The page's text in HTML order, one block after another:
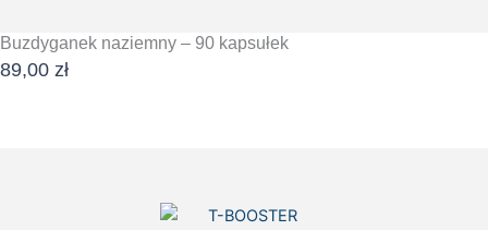
Buzdyganek naziemny – 90 kapsułek
89,00 zł